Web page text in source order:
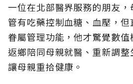
一位在北部醫界服務的朋友
管有吃藥控制血糖、血壓，
眷屬管理功能，他才驚覺數
返鄉陪同母親就醫、重新調
讓母親重拾健康。